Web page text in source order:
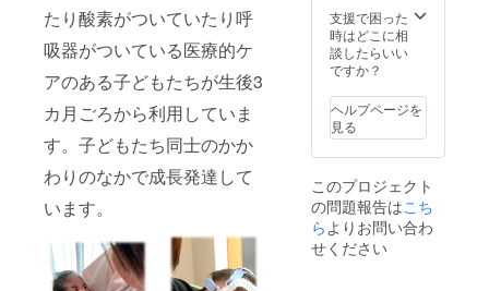
たり酸素がついていたり呼
吸器がついている医療的ケ
アのある子どもたちが生後3
カ月ごろから利用していま
す。子どもたち同士のかか
わりのなかで成長発達して
います。
程は相
談させ
ていた
だきま
程は相
談させ
ていた
だきま
程の相
談期限
は2024
年12月
せてい
ただき
ます。
希望さ
れるお
名前、
もしく
のHPア
ドレス
をご記
入くだ
メ
ニュー
掲載期
間は1
年、
を幹の
ホーム
ページ
とメ
表に掲
載いた
しま
す。※備
掲載を
希望さ
れるお
名前、
もしく
支援で困った
時はどこに相
談したらいい
ですか？
ヘルプページを
見る
このプロジェクト
の問題報告はこち
らよりお問い合わ
せください